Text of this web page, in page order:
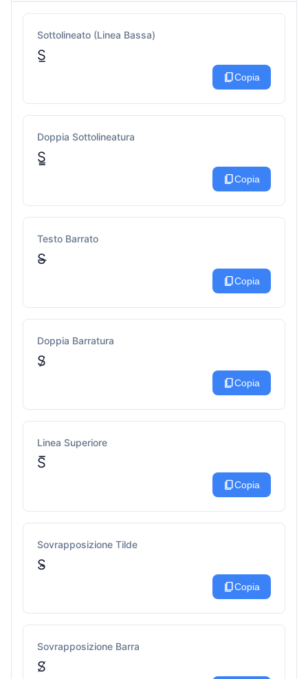
Sottolineato (Linea Bassa)
S̲
content_copyCopia
Doppia Sottolineatura
S̳
content_copyCopia
Testo Barrato
S̶
content_copyCopia
Doppia Barratura
S̷
content_copyCopia
Linea Superiore
S̅
content_copyCopia
Sovrapposizione Tilde
S̴
content_copyCopia
Sovrapposizione Barra
S̸